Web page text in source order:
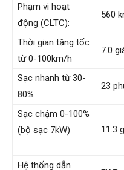
Phạm vi hoạt
động (CLTC):
560
Thời gian tăng tốc
từ 0-100km/h
7.0
Sạc nhanh từ 30-
80%
23
Sạc chậm 0-100%
(bộ sạc 7kW)
11.3
Hệ thống dẫn